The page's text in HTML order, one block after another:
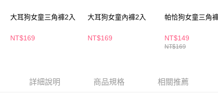
購買商品的店家。未經商家同意取消之訂單仍視為有效，需透過AFTEE先享
※ 交易是否成功請以「AFTEE先享後付 」之結帳頁面顯示為準，若有關於
是否繳費成功／繳費後需取消欲退款等相關疑問，請聯繫「AFTEE先享後付
１．透過由恩沛科技股份有限公司提供之「AFTEE先享後付」服務完成之交
每筆NT$65，滿NT$490(含以上)免運費
付款後萊爾富取貨
每筆NT$65，滿NT$490(含以上)免運費
大耳狗女童三角褲2入
NT$169
大耳狗女童內褲2入
NT$169
帕恰狗女童三角
NT$149
NT$169
詳細說明 商品規格 相關推薦